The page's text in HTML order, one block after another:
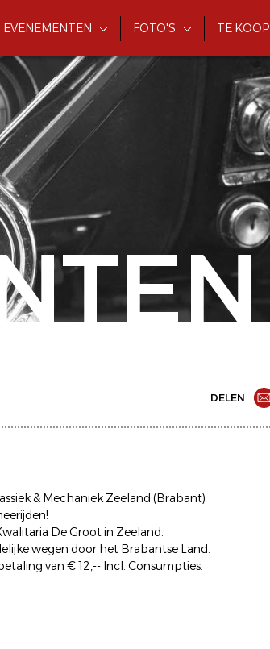
EVENEMENTEN FOTO'S TE KOOP
DELEN
& Mechaniek Zeeland (Brabant)
De Groot in Zeeland.
wegen door het Brabantse Land.
van € 12,-- Incl. Consumpties.